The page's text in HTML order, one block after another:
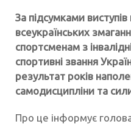
За підсумками
всеукраїнських
спортсменам з
спортивні звання
результат років
самодисципліни та
Про це інформує